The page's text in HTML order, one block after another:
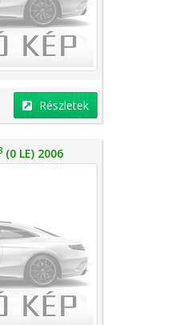
Részletek
(0 LE) 2006